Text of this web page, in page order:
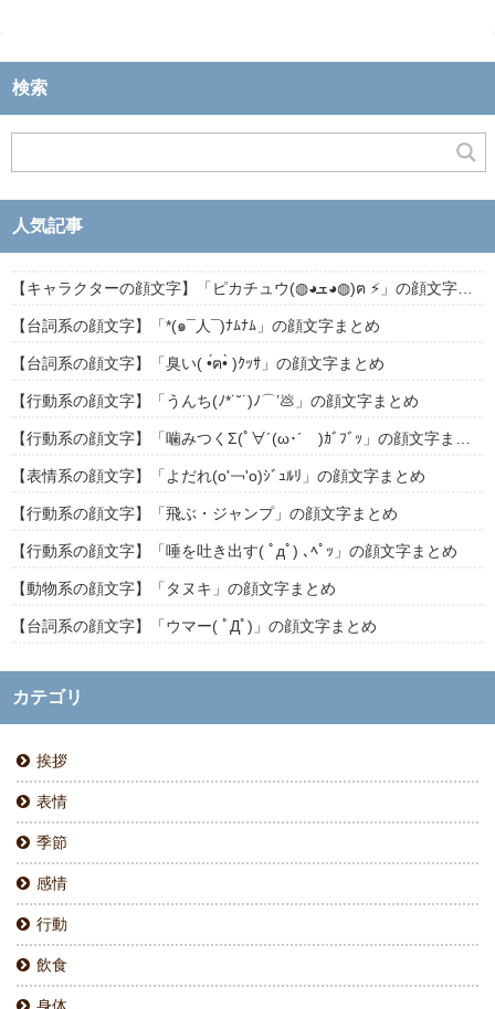
検索
人気記事
【台詞系の顔文字】「*(๑¯人¯)ﾅﾑﾅﾑ」の顔文字まとめ
【台詞系の顔文字】「臭い( •́ฅ•̀ )ｸｯｻ」の顔文字まとめ
【行動系の顔文字】「うんち(ﾉ*˙˘˙)ﾉ⌒’💩」の顔文字まとめ
【表情系の顔文字】「よだれ(о'￢'о)ｼﾞｭﾙﾘ」の顔文字まとめ
【行動系の顔文字】「飛ぶ・ジャンプ」の顔文字まとめ
【行動系の顔文字】「唾を吐き出す( ﾟдﾟ) ､ﾍﾟｯ」の顔文字まとめ
【動物系の顔文字】「タヌキ」の顔文字まとめ
【台詞系の顔文字】「ウマー( ﾟДﾟ)」の顔文字まとめ
カテゴリ
挨拶
表情
季節
感情
行動
飲食
身体